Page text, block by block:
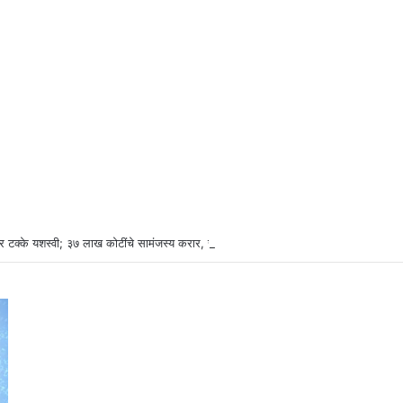
टक्के यशस्वी; ३७ लाख कोटींचे सामंजस्य करार, सुमारे ४३ लाख रोजगारनिर्मिती – उद्योगमंत्री